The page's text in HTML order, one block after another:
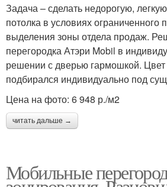
Задача – сделать недорогую,
потолка в условиях ограниченного
выделения зоны отдела продаж.
перегородка Атэри Mobil в
решении с дверью гармошкой. Цвет
подбирался индивидуально под
Цена на фото: 6 948 р./м2
читать дальше →
Мобильные